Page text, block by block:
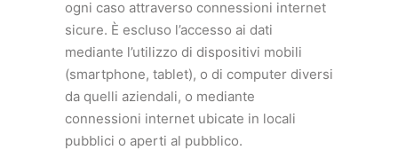
ogni caso attraverso connessioni internet
sicure. È escluso l’accesso ai dati
mediante l’utilizzo di dispositivi mobili
(smartphone, tablet), o di computer diversi
da quelli aziendali, o mediante
connessioni internet ubicate in locali
pubblici o aperti al pubblico.